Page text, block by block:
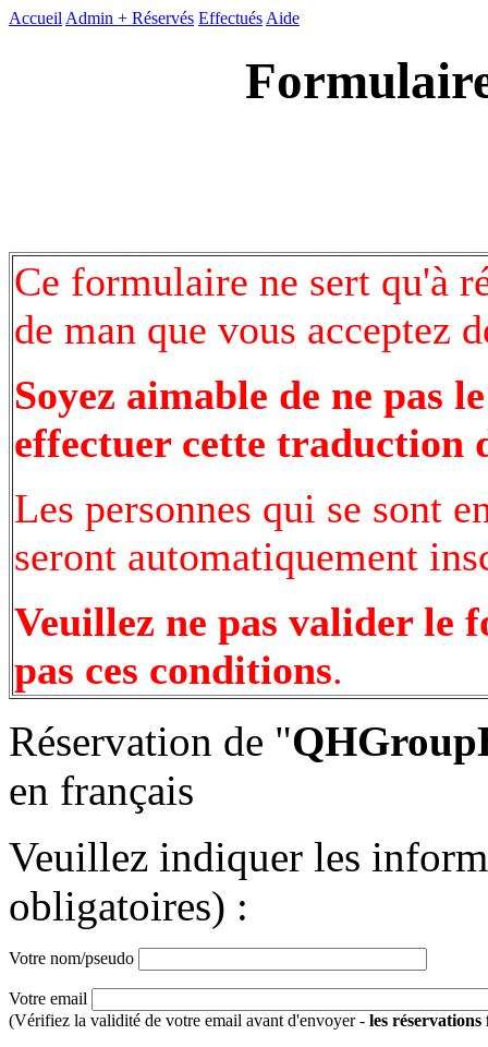
Accueil Admin + Réservés Effectués Aide
Ce formulaire ne sert qu'à
de man que vous acceptez
Soyez aimable de ne pas
effectuer cette traduction
Les personnes qui se sont
seront automatiquement
Veuillez ne pas valider le
pas ces conditions.
Réservation de "
en français
Veuillez indiquer les
obligatoires) :
Votre nom/pseudo
Votre email
(Vérifiez la validité de votre email avant d'envoyer - les réservations